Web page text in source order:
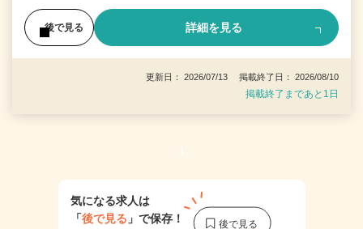
後で見る 詳細を見る
更新日： 2026/07/13 掲載終了日： 2026/08/10
掲載終了まであと1日
1
気になる求人は
「後で見る 」で保存！